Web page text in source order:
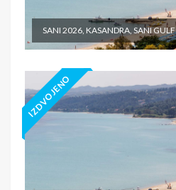
SANI 2026, KASANDRA, SANI GULF
IZDVOJENO